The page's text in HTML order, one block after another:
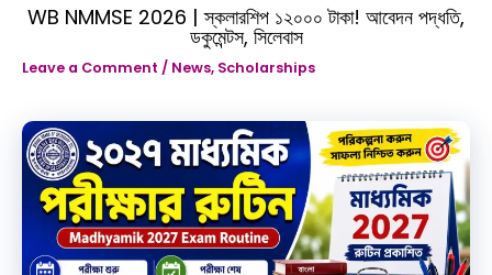
WB NMMSE 2026 | স্কলারশিপ ১২০০০ টাকা! আবেদন পদ্ধতি,
ডকুমেন্টস, সিলেবাস
Leave a Comment / News, Scholarships